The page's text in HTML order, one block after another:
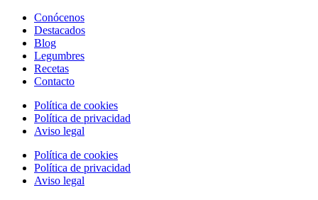
Conócenos
Destacados
Blog
Legumbres
Recetas
Contacto
Política de cookies
Política de privacidad
Aviso legal
Política de cookies
Política de privacidad
Aviso legal